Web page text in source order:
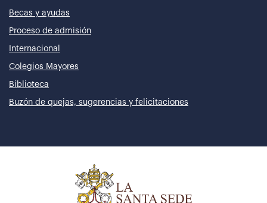
Becas y ayudas
Proceso de admisión
Internacional
Colegios Mayores
Biblioteca
Buzón de quejas, sugerencias y felicitaciones